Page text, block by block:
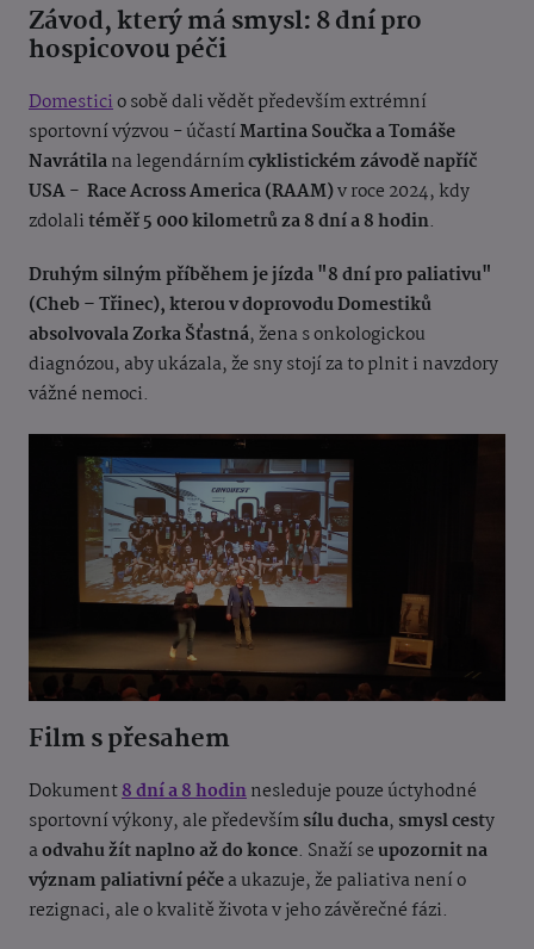
Závod, který má smysl: 8 dní pro
hospicovou péči
Domesticio sobě dali vědět především extrémní
sportovní výzvou - účastíMartina Součka a Tomáše
Navrátilana legendárnímcyklistickém závodě napříč
USA - Race Across America (RAAM)v roce 2024, kdy
zdolalitéměř 5 000 kilometrůza 8 dní a 8 hodin.
Druhým silným příběhem je jízda "8 dní pro paliativu"
(Cheb – Třinec), kterou v doprovodu Domestiků
absolvovala Zorka Šťastná, žena s onkologickou
diagnózou, aby ukázala, že sny stojí za to plnit i navzdory
vážné nemoci.
Film s přesahem
Dokument8 dní a 8 hodinnesleduje pouze úctyhodné
sportovní výkony, ale předevšímsílu ducha, smysl cesty
aodvahu žít naplno až do konce. Snaží se upozornit na
význam paliativní péčea ukazuje, že paliativa není o
rezignaci, ale o kvalitě života v jeho závěrečné fázi.